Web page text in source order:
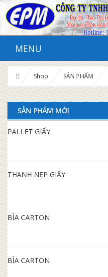
MENU
Shop SẢN PHẨM
SẢN PHẨM MỚI
PALLET GIẤY
THANH NẸP GIẤY
BÌA CARTON
BÌA CARTON